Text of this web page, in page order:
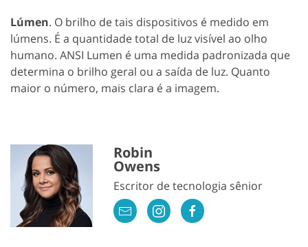
Lúmen. O brilho de tais dispositivos é medido em
lúmens. É a quantidade total de luz visível ao olho
humano. ANSI Lumen é uma medida padronizada que
determina o brilho geral ou a saída de luz. Quanto
maior o número, mais clara é a imagem.
Robin
Owens
Escritor de tecnologia sênior